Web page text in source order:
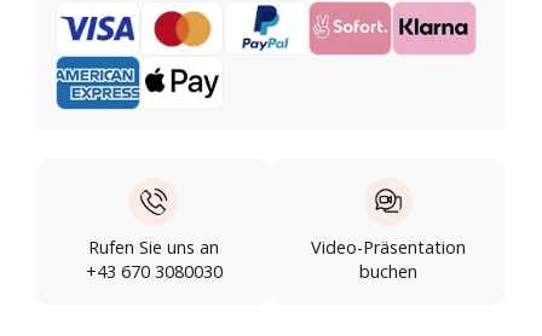
Rufen Sie uns an
+43 670 3080030
Video-Präsentation
buchen